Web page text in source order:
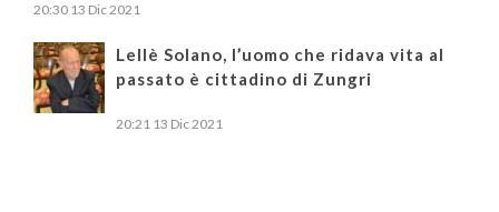
20:30 13 Dic 2021
Lellè Solano, l’uomo che ridava vita al
passato è cittadino di Zungri
20:21 13 Dic 2021